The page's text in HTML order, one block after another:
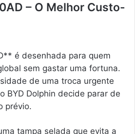
– O Melhor Custo-
é desenhada para quem
sem gastar uma fortuna.
de uma troca urgente
BYD Dolphin decide parar de
prévio.
tampa selada que evita a